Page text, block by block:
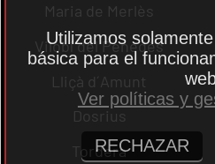
Maria de Merlès
Vilobí del Penedès
Lliçà d´Amunt
Dosrius
Tordera
Utilizamos
básica para el
Ver políticas y
RECHAZAR